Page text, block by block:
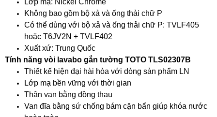
Không bao gồm bộ xả và ống thải chữ P
Có thể dùng với bộ xả và ống thải chữ P: TVLF405
hoặc T6JV2N + TVLF402
Xuất xứ: Trung Quốc
Tính năng vòi lavabo gắn tường TOTO TLS02307B
Thiết kế hiện đại hài hòa với dòng sản phẩm LN
Lớp mạ bền vững với thời gian
Thân van bằng đồng thau
Van đĩa bằng sứ chống bám cặn bẩn giúp khóa nước